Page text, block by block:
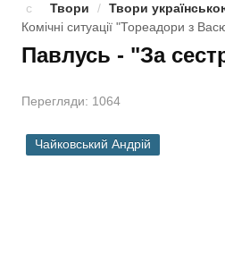
БІОГРАФІЇ
Твори / Твори
Комічні ситуації "Тореадори з
Павлусь - "За
Перегляди: 1064
Чайковський Андрій